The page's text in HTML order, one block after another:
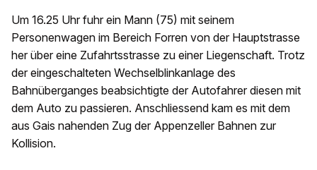
Um 16.25 Uhr fuhr ein Mann (75) mit seinem
Personenwagen im Bereich Forren von der Hauptstrasse
her über eine Zufahrtsstrasse zu einer Liegenschaft. Trotz
der eingeschalteten Wechselblinkanlage des
Bahnüberganges beabsichtigte der Autofahrer diesen mit
dem Auto zu passieren. Anschliessend kam es mit dem
aus Gais nahenden Zug der Appenzeller Bahnen zur
Kollision.